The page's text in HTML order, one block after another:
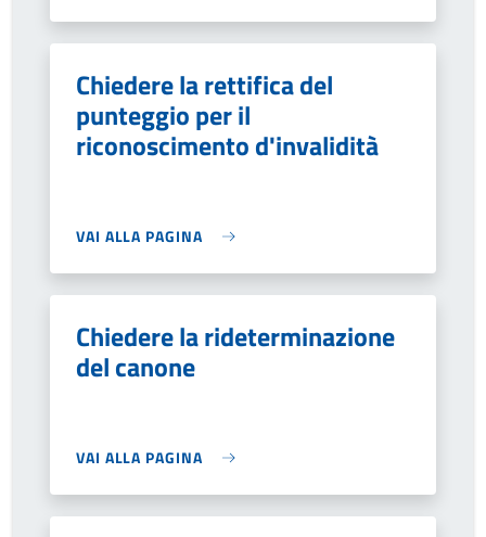
Chiedere la rettifica del
punteggio per il
riconoscimento d'invalidità
VAI ALLA PAGINA
Chiedere la rideterminazione
del canone
VAI ALLA PAGINA